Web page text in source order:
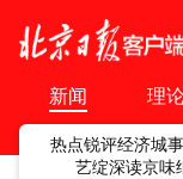
新闻 理
热点锐评经济城事
艺绽深读京味